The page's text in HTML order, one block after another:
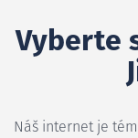
Vyberte
Náš internet je